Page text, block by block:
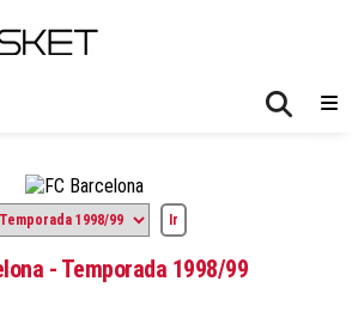
- Temporada 1998/99